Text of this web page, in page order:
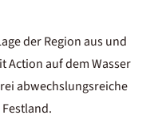
der Region aus und
auf dem Wasser
abwechslungsreiche